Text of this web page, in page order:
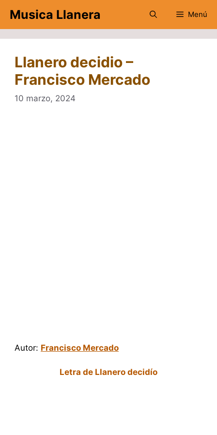
contenido
Musica Llanera Menú
Llanero decidio –
Francisco Mercado
10 marzo, 2024
Autor: Francisco Mercado
Letra de Llanero decidío